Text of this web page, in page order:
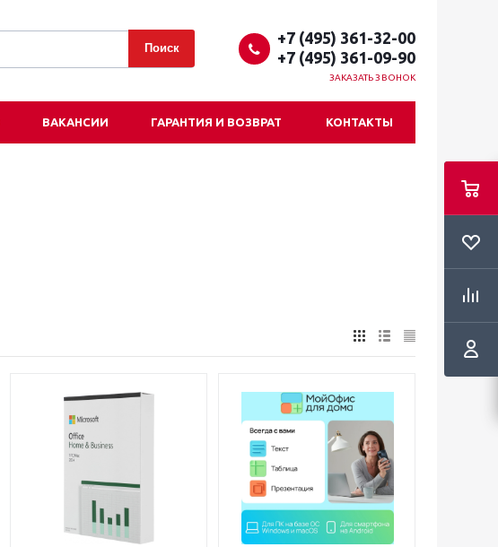
+7 (495) 361-32-00
+7 (495) 361-09-90
ЗАКАЗАТЬ ЗВОНОК
ВАКАНСИИ ГАРАНТИЯ И ВОЗВРАТ КОНТАКТЫ